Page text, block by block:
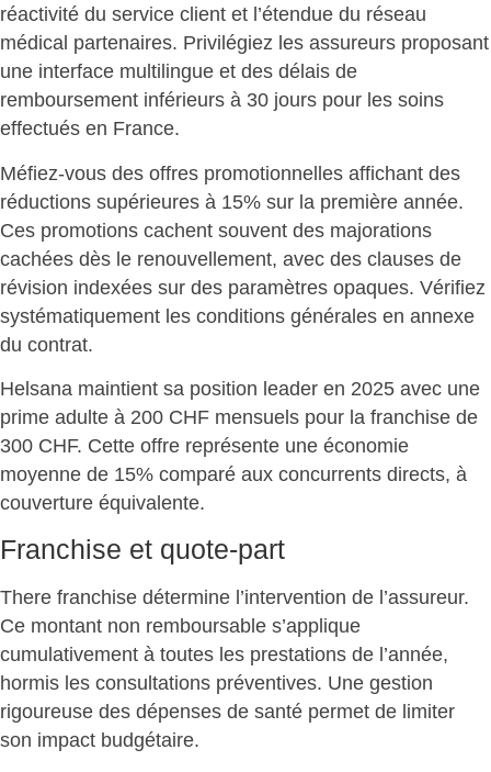
réactivité du service client et l’étendue du réseau
médical partenaires. Privilégiez les assureurs proposant
une interface multilingue et des délais de
remboursement inférieurs à 30 jours pour les soins
effectués en France.
Méfiez-vous des offres promotionnelles affichant des
réductions supérieures à 15% sur la première année.
Ces promotions cachent souvent des majorations
cachées dès le renouvellement, avec des clauses de
révision indexées sur des paramètres opaques. Vérifiez
systématiquement les conditions générales en annexe
du contrat.
Helsana maintient sa position leader en 2025 avec une
prime adulte à 200 CHF mensuels pour la franchise de
300 CHF. Cette offre représente une économie
moyenne de 15% comparé aux concurrents directs, à
couverture équivalente.
Franchise et quote-part
There franchise détermine l’intervention de l’assureur.
Ce montant non remboursable s’applique
cumulativement à toutes les prestations de l’année,
hormis les consultations préventives. Une gestion
rigoureuse des dépenses de santé permet de limiter
son impact budgétaire.